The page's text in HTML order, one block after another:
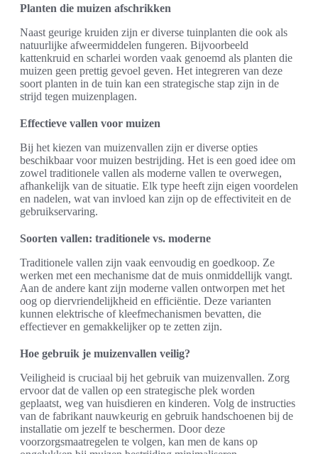
Planten die muizen afschrikken
Naast geurige kruiden zijn er diverse tuinplanten die ook als
natuurlijke afweermiddelen fungeren. Bijvoorbeeld
kattenkruid en scharlei worden vaak genoemd als planten die
muizen geen prettig gevoel geven. Het integreren van deze
soort planten in de tuin kan een strategische stap zijn in de
strijd tegen muizenplagen.
Effectieve vallen voor muizen
Bij het kiezen van muizenvallen zijn er diverse opties
beschikbaar voor muizen bestrijding. Het is een goed idee om
zowel traditionele vallen als moderne vallen te overwegen,
afhankelijk van de situatie. Elk type heeft zijn eigen voordelen
en nadelen, wat van invloed kan zijn op de effectiviteit en de
gebruikservaring.
Soorten vallen: traditionele vs. moderne
Traditionele vallen zijn vaak eenvoudig en goedkoop. Ze
werken met een mechanisme dat de muis onmiddellijk vangt.
Aan de andere kant zijn moderne vallen ontworpen met het
oog op diervriendelijkheid en efficiëntie. Deze varianten
kunnen elektrische of kleefmechanismen bevatten, die
effectiever en gemakkelijker op te zetten zijn.
Hoe gebruik je muizenvallen veilig?
Veiligheid is cruciaal bij het gebruik van muizenvallen. Zorg
ervoor dat de vallen op een strategische plek worden
geplaatst, weg van huisdieren en kinderen. Volg de instructies
van de fabrikant nauwkeurig en gebruik handschoenen bij de
installatie om jezelf te beschermen. Door deze
voorzorgsmaatregelen te volgen, kan men de kans op